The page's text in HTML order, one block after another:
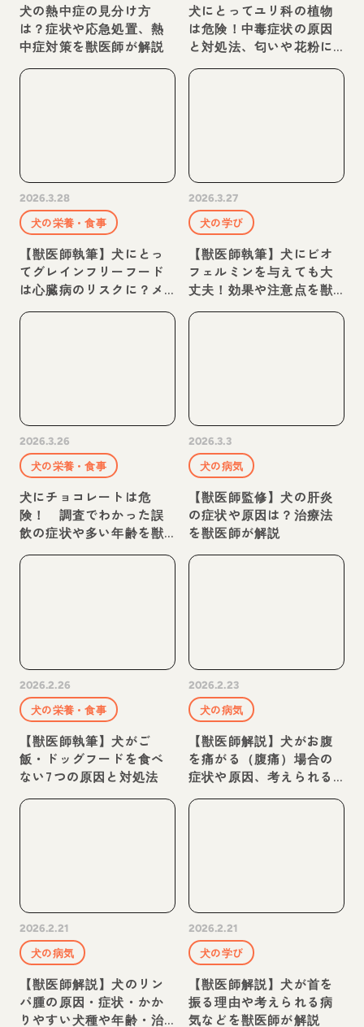
犬の熱中症の見分け方
は？症状や応急処置、熱
中症対策を獣医師が解説
犬にとってユリ科の植物
は危険！中毒症状の原因
と対処法、匂いや花粉に
修】
2026.3.28
犬の栄養・食事
【獣医師執筆】犬にとっ
てグレインフリーフード
は心臓病のリスクに？メ
説
2026.3.27
犬の学び
【獣医師執筆】犬にビオ
フェルミンを与えても大
丈夫！効果や注意点を獣
2026.3.26
犬の栄養・食事
犬にチョコレートは危
険！ 調査でわかった誤
飲の症状や多い年齢を獣
医師が解説
2026.3.3
犬の病気
【獣医師監修】犬の肝炎
の症状や原因は？治療法
を獣医師が解説
2026.2.26
犬の栄養・食事
【獣医師執筆】犬がご
飯・ドッグフードを食べ
ない7つの原因と対処法
2026.2.23
犬の病気
【獣医師解説】犬がお腹
を痛がる（腹痛）場合の
症状や原因、考えられる
が解説
2026.2.21
犬の病気
【獣医師解説】犬のリン
パ腫の原因・症状・かか
りやすい犬種や年齢・治
2026.2.21
犬の学び
【獣医師解説】犬が首を
振る理由や考えられる病
気などを獣医師が解説